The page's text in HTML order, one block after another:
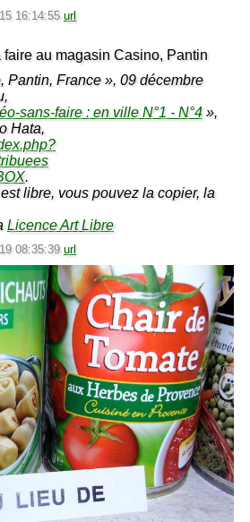
16:14:55 url
au magasin Casino, Pantin
Pantin, France », 09 décembre
sans-faire : en ville N°1 - N°4»,
Hata,
.
libre, vous pouvez la copier, la
Licence Art Libre
08:35:39 url